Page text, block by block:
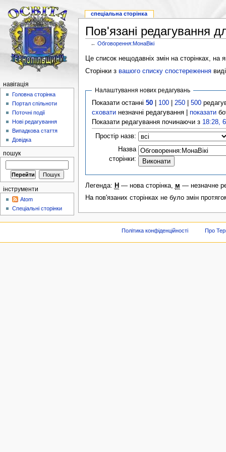
Пов'язані редагування
←Обговорення:МонаВікі
Це список нещодавніх змін на сторінках, на
Сторінки з вашого списку спостереження
Налаштування нових редагувань
Показати останні50 100 |250 |500
сховати незначні редагування |показати
Показати редагування починаючи з 18:28,
Простір назв:
Назва
сторінки:
Легенда: Н — нова сторінка, м — незначне
На пов'язаних сторінках не було змін
спеціальна сторінка
навігація
Головна сторінка
Портал спільноти
Поточні події
Нові редагування
Випадкова стаття
Довідка
пошук
інструменти
Atom
Спеціальні сторінки
Політика конфіденційності Про